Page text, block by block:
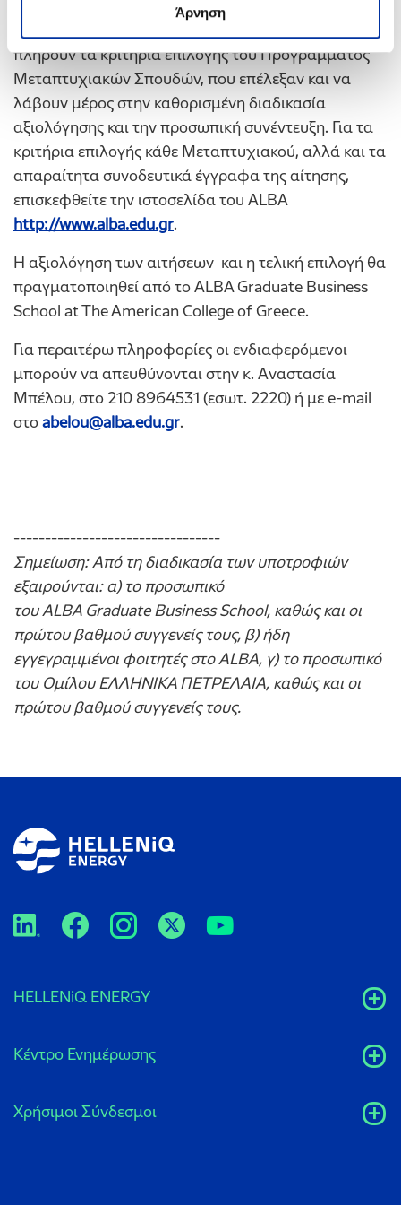
Άρνηση
Οι υποτροφίες αφορούν αποκλειστικά το
πληρούν τα κριτήρια επιλογής του Προγράμματος
Μεταπτυχιακών Σπουδών, που επέλεξαν και να
λάβουν μέρος στην καθορισμένη διαδικασία
αξιολόγησης και την προσωπική συνέντευξη. Για τα
κριτήρια επιλογής κάθε Μεταπτυχιακού, αλλά και τα
απαραίτητα συνοδευτικά έγγραφα της αίτησης,
επισκεφθείτε την ιστοσελίδα του ALBA
http://www.alba.edu.gr.
Η αξιολόγηση των αιτήσεων και η τελική επιλογή θα
πραγματοποιηθεί από το ALBA Graduate Business
School at The American College of Greece.
Για περαιτέρω πληροφορίες οι ενδιαφερόμενοι
μπορούν να απευθύνονται στην κ. Αναστασία
Μπέλου, στο 210 8964531 (εσωτ. 2220) ή με e-mail
στοabelou@alba.edu.gr.
---------------------------------
Σημείωση: Από τη διαδικασία των υποτροφιών
εξαιρούνται: α) το προσωπικό
του ALBA Graduate Business School, καθώς και οι
πρώτου βαθμού συγγενείς τους, β) ήδη
εγγεγραμμένοι φοιτητές στο ALBA, γ) το προσωπικό
του Ομίλου ΕΛΛΗΝΙΚΑ ΠΕΤΡΕΛΑΙΑ, καθώς και οι
πρώτου βαθμού συγγενείς τους.
HELLENiQ ENERGY
Κέντρο Ενημέρωσης
Xρήσιμοι Σύνδεσμοι